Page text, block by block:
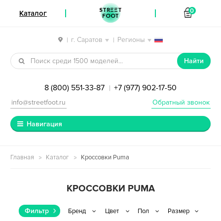
| г. Саратов | Регионы
Перейти к навигации
Перейти к содержимому
Найти
8 (800) 551-33-87 | +7 (977) 902-17-50
Обратный звонок
info@streetfoot.ru
Навигация
Главная Каталог Кроссовки Puma
КРОССОВКИ PUMA
Фильтр
Каталог STREET
FOOT
0